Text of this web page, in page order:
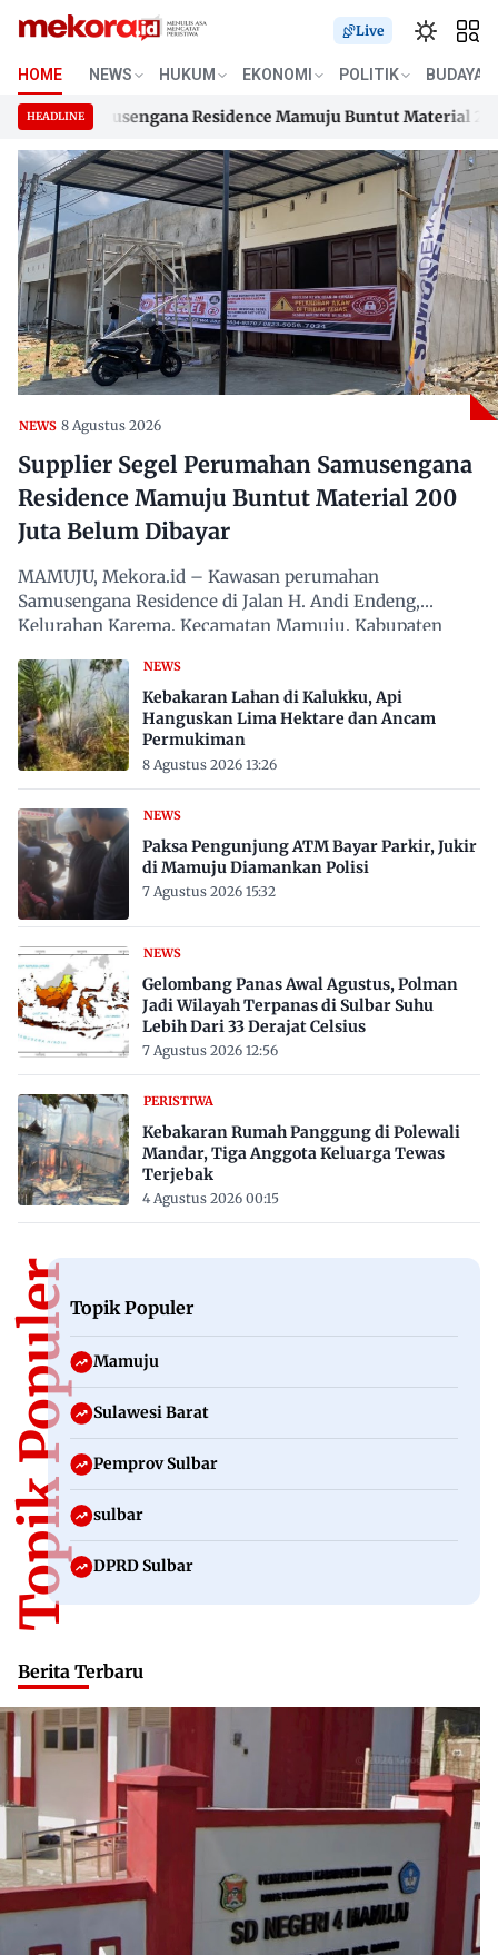
Skip
content
Live
HOME NEWS HUKUM EKONOMI POLITIK BUDAYA
HEADLINE
Samusengana Residence Mamuju Buntut Material 200
Samusengana Residence Mamuju Buntut Material 200
NEWS 8 Agustus 2026
Supplier Segel Perumahan Samusengana
Residence Mamuju Buntut Material 200
Juta Belum Dibayar
MAMUJU, Mekora.id – Kawasan perumahan
Samusengana Residence di Jalan H. Andi Endeng,
Kelurahan Karema, Kecamatan Mamuju, Kabupaten
NEWS
Kebakaran Lahan di Kalukku, Api
Hanguskan Lima Hektare dan Ancam
Permukiman
8 Agustus 2026 13:26
NEWS
Paksa Pengunjung ATM Bayar Parkir, Jukir
di Mamuju Diamankan Polisi
7 Agustus 2026 15:32
NEWS
Gelombang Panas Awal Agustus, Polman
Jadi Wilayah Terpanas di Sulbar Suhu
Lebih Dari 33 Derajat Celsius
7 Agustus 2026 12:56
PERISTIWA
Kebakaran Rumah Panggung di Polewali
Mandar, Tiga Anggota Keluarga Tewas
Terjebak
4 Agustus 2026 00:15
Topik PopulerTopik Populer
Mamuju
Sulawesi Barat
Pemprov Sulbar
sulbar
DPRD Sulbar
Berita Terbaru